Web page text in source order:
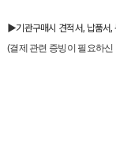
▶기관구매시 견적서, 납품서,
(결제 관련 증빙이 필요하